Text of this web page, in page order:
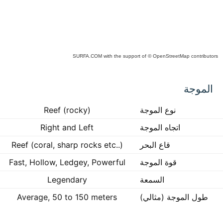
SURFA.COM with the support of © OpenStreetMap contributors
الموجة
نوع الموجة
Reef (rocky)
اتجاه الموجة
Right and Left
قاع البحر
Reef (coral, sharp rocks etc..)
قوة الموجة
Fast, Hollow, Ledgey, Powerful
السمعة
Legendary
طول الموجة (مثالي)
Average, 50 to 150 meters